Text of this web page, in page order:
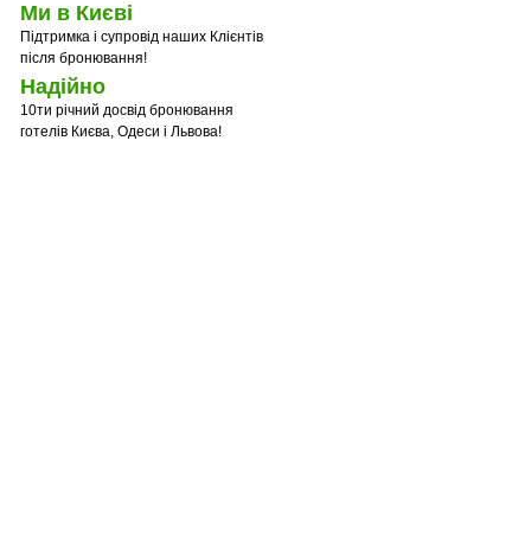
Ми в Києві
Підтримка і супровід наших Клієнтів
після бронювання!
Надійно
10ти річний досвід бронювання
готелів Києва, Одеси і Львова!